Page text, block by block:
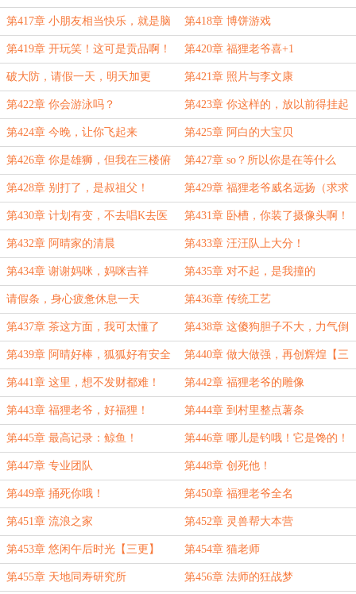
第417章 小朋友相当快乐，就是脑
袋疼
第418章 博饼游戏
第419章 开玩笑！这可是贡品啊！
不卖！
第420章 福狸老爷喜+1
破大防，请假一天，明天加更 第421章 照片与李文康
第422章 你会游泳吗？ 第423章 你这样的，放以前得挂起
来【第三更】
第424章 今晚，让你飞起来 第425章 阿白的大宝贝
第426章 你是雄狮，但我在三楼俯
视【第三更、求月票、订阅】
第427章 so？所以你是在等什么
的？
第428章 别打了，是叔祖父！ 第429章 福狸老爷威名远扬（求求
月票）
第430章 计划有变，不去唱K去医
院
第431章 卧槽，你装了摄像头啊！
第432章 阿晴家的清晨 第433章 汪汪队上大分！
第434章 谢谢妈咪，妈咪吉祥 第435章 对不起，是我撞的
请假条，身心疲惫休息一天 第436章 传统工艺
第437章 茶这方面，我可太懂了 第438章 这傻狗胆子不大，力气倒
不小
第439章 阿晴好棒，狐狐好有安全
感
第440章 做大做强，再创辉煌【三
更】
第441章 这里，想不发财都难！ 第442章 福狸老爷的雕像
第443章 福狸老爷，好福狸！ 第444章 到村里整点薯条
第445章 最高记录：鲸鱼！ 第446章 哪儿是钓哦！它是馋的！
第447章 专业团队 第448章 创死他！
第449章 捅死你哦！ 第450章 福狸老爷全名
第451章 流浪之家 第452章 灵兽帮大本营
第453章 悠闲午后时光【三更】 第454章 猫老师
第455章 天地同寿研究所 第456章 法师的狂战梦